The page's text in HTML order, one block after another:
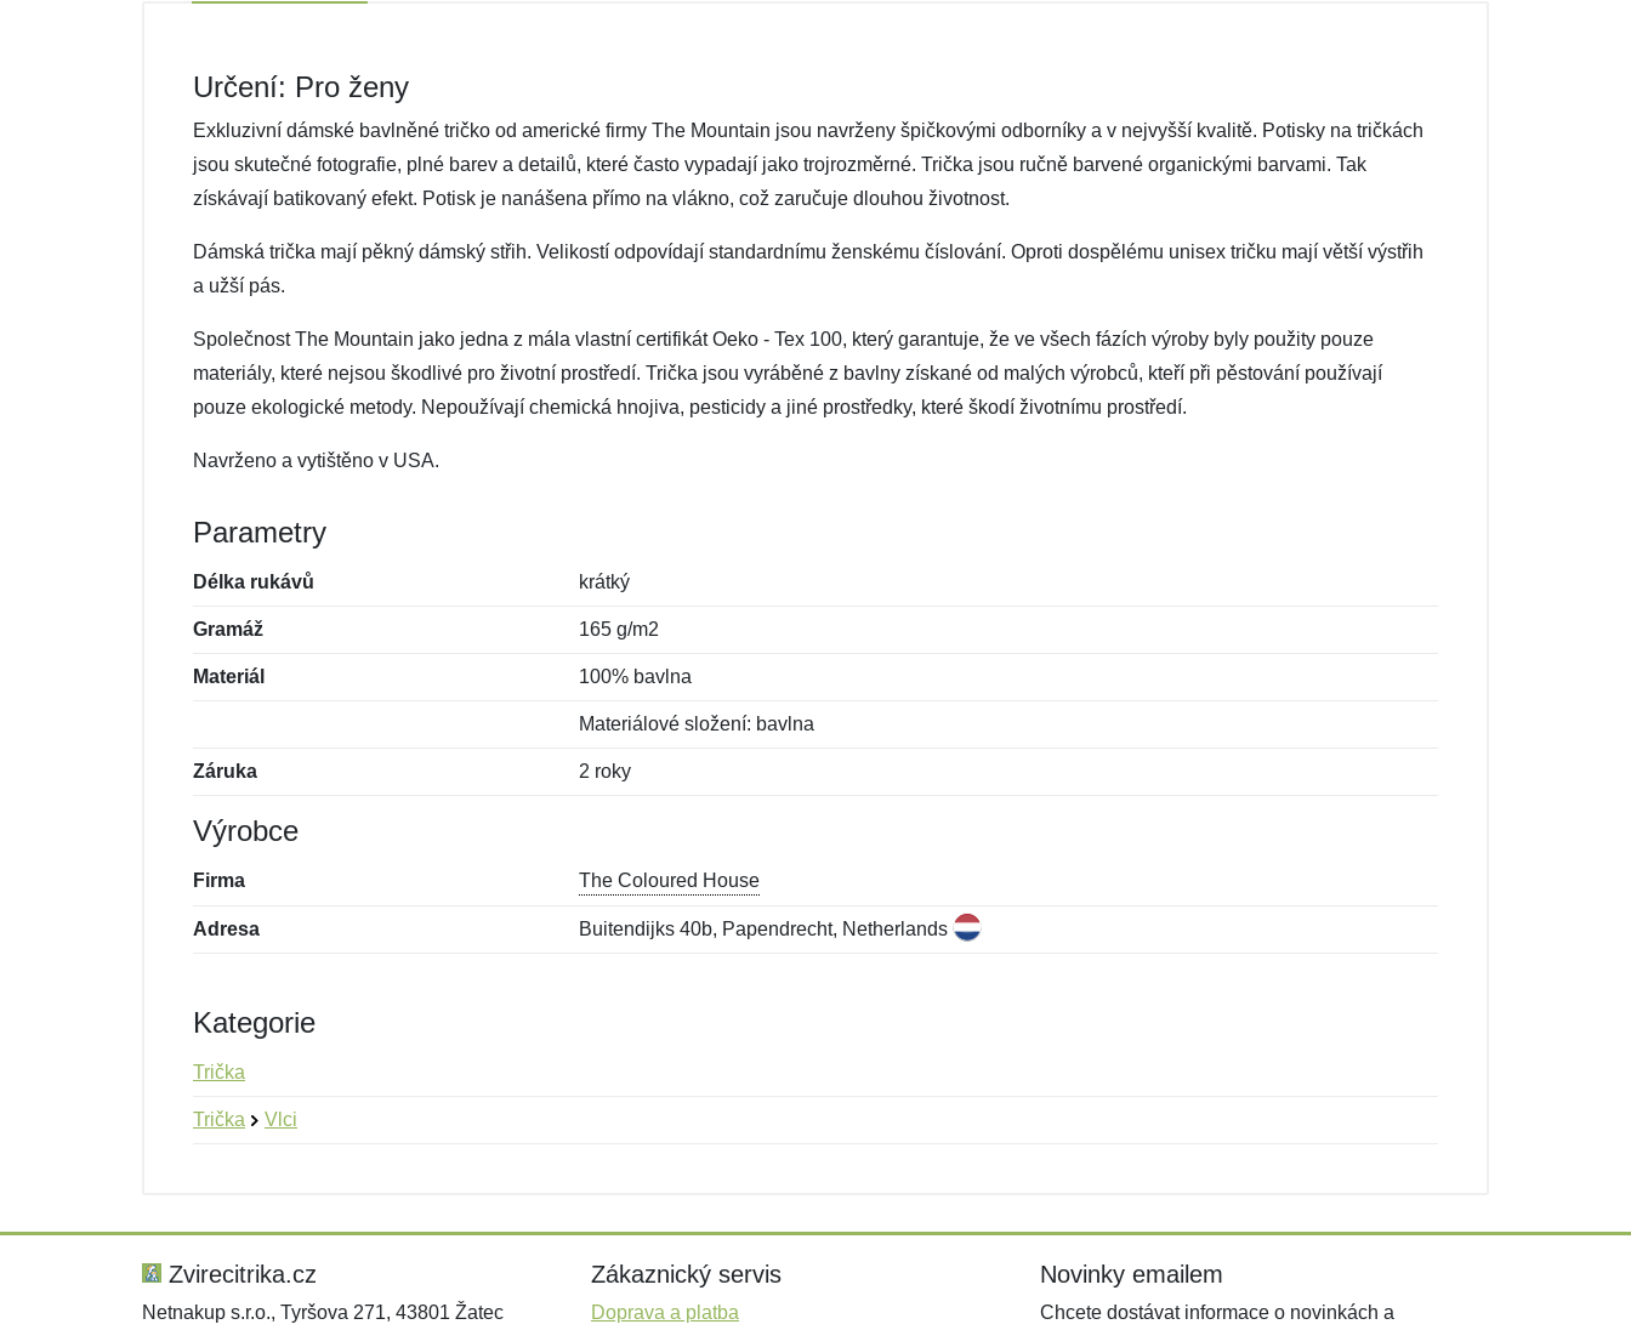
Určení: Pro ženy
Exkluzivní dámské bavlněné tričko od americké firmy The Mountain jsou navrženy špičkovými odborníky a v nejvyšší kvalitě. Potisky na tričkách
jsou skutečné fotografie, plné barev a detailů, které často vypadají jako trojrozměrné. Trička jsou ručně barvené organickými barvami. Tak
získávají batikovaný efekt. Potisk je nanášena přímo na vlákno, což zaručuje dlouhou životnost.
Dámská trička mají pěkný dámský střih. Velikostí odpovídají standardnímu ženskému číslování. Oproti dospělému unisex tričku mají větší výstřih
a užší pás.
Společnost The Mountain jako jedna z mála vlastní certifikát Oeko - Tex 100, který garantuje, že ve všech fázích výroby byly použity pouze
materiály, které nejsou škodlivé pro životní prostředí. Trička jsou vyráběné z bavlny získané od malých výrobců, kteří při pěstování používají
pouze ekologické metody. Nepoužívají chemická hnojiva, pesticidy a jiné prostředky, které škodí životnímu prostředí.
Navrženo a vytištěno v USA.
Parametry
Délka rukávů krátký
Gramáž 165 g/m2
Materiál 100% bavlna
Materiálové složení: bavlna
Záruka 2 roky
Výrobce
Firma The Coloured House
Adresa Buitendijks 40b, Papendrecht, Netherlands
Kategorie
Trička
Trička Vlci
Zvirecitrika.cz
Netnakup s.r.o., Tyršova 271, 43801 Žatec
Zákaznický servis
Doprava a platba
Novinky emailem
Chcete dostávat informace o novinkách a